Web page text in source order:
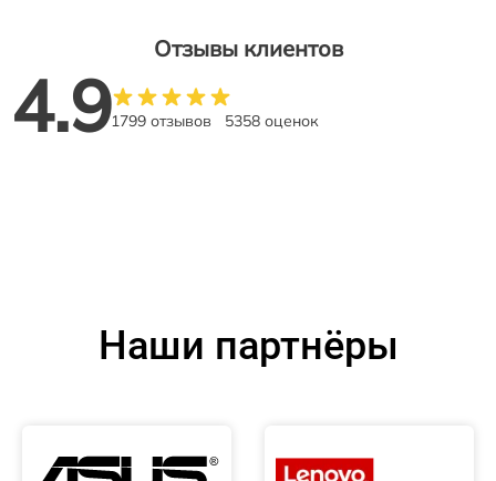
Отзывы клиентов
4.91799 отзывов 5358 оценок
Наши партнёры